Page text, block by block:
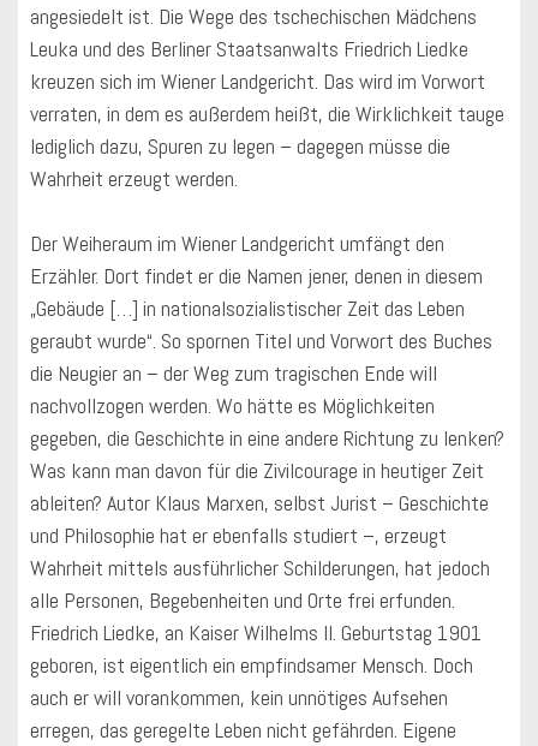
angesiedelt ist. Die Wege des tschechischen Mädchens
Leuka und des Berliner Staatsanwalts Friedrich Liedke
kreuzen sich im Wiener Landgericht. Das wird im Vorwort
verraten, in dem es außerdem heißt, die Wirklichkeit tauge
lediglich dazu, Spuren zu legen – dagegen müsse die
Wahrheit erzeugt werden.
Der Weiheraum im Wiener Landgericht umfängt den
Erzähler. Dort findet er die Namen jener, denen in diesem
„Gebäude […] in nationalsozialistischer Zeit das Leben
geraubt wurde“. So spornen Titel und Vorwort des Buches
die Neugier an – der Weg zum tragischen Ende will
nachvollzogen werden. Wo hätte es Möglichkeiten
gegeben, die Geschichte in eine andere Richtung zu lenken?
Was kann man davon für die Zivilcourage in heutiger Zeit
ableiten? Autor Klaus Marxen, selbst Jurist – Geschichte
und Philosophie hat er ebenfalls studiert –, erzeugt
Wahrheit mittels ausführlicher Schilderungen, hat jedoch
alle Personen, Begebenheiten und Orte frei erfunden.
Friedrich Liedke, an Kaiser Wilhelms II. Geburtstag 1901
geboren, ist eigentlich ein empfindsamer Mensch. Doch
auch er will vorankommen, kein unnötiges Aufsehen
erregen, das geregelte Leben nicht gefährden. Eigene